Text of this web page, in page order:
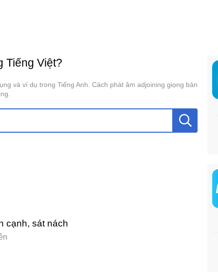
Tiếng Việt?
và ví dụ trong Tiếng Anh. Cách phát âm adjoining giọng bản
cạnh, sát nách